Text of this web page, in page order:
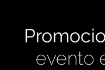
evento